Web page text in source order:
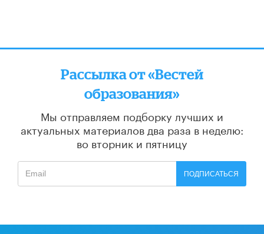
Рассылка от «Вестей
образования»
Мы отправляем подборку лучших и
актуальных материалов два раза в неделю:
во вторник и пятницу
ПОДПИСАТЬСЯ